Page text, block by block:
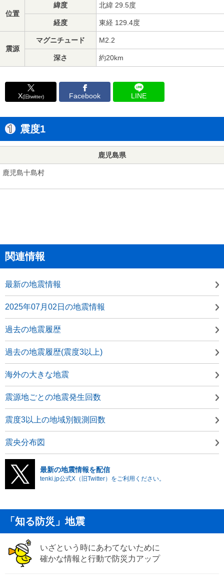
位置
緯度 北緯 29.5度
経度 東経 129.4度
震源
マグニチュード M2.2
深さ 約20km
X(旧twitter) Facebook LINE
震度1
鹿児島県
鹿児島十島村
関連情報
最新の地震情報
2025年07月02日の地震情報
過去の地震履歴
過去の地震履歴(震度3以上)
海外の大きな地震
震源地ごとの地震発生回数
震度3以上の地域別観測回数
震央分布図
最新の地震情報を配信
tenki.jp公式X（旧Twitter）をご利用ください。
「知る防災」地震
いざという時にあわてないために
確かな情報と行動で防災力アップ